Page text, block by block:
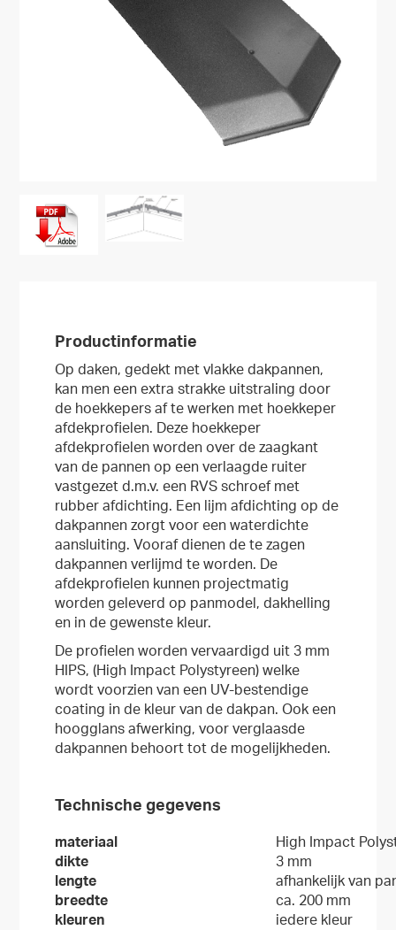
Productinformatie
Op daken, gedekt met vlakke dakpannen,
kan men een extra strakke uitstraling door
de hoekkepers af te werken met hoekkeper
afdekprofielen. Deze hoekkeper
afdekprofielen worden over de zaagkant
van de pannen op een verlaagde ruiter
vastgezet d.m.v. een RVS schroef met
rubber afdichting. Een lijm afdichting op de
dakpannen zorgt voor een waterdichte
aansluiting. Vooraf dienen de te zagen
dakpannen verlijmd te worden. De
afdekprofielen kunnen projectmatig
worden geleverd op panmodel, dakhelling
en in de gewenste kleur.
De profielen worden vervaardigd uit 3 mm
HIPS, (High Impact Polystyreen) welke
wordt voorzien van een UV-bestendige
coating in de kleur van de dakpan. Ook een
hoogglans afwerking, voor verglaasde
dakpannen behoort tot de mogelijkheden.
Technische gegevens
materiaal
High Impact
dikte
3 mm
lengte
afhankelijk van
breedte
ca. 200 mm
kleuren
iedere kleur